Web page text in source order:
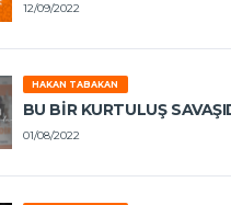
12/09/2022
HAKAN TABAKAN
BU BİR KURTULUŞ
01/08/2022